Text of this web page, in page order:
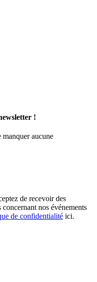
!
aucune
de recevoir des
nos événements
de confidentialité ici.